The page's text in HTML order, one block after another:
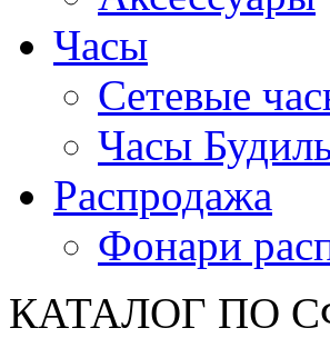
Часы
Сетевые
Часы
Распродажа
Фонари
КАТАЛОГ ПО